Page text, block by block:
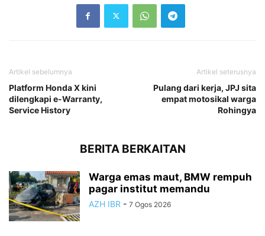
Artikel sebelumnya
Platform Honda X kini
dilengkapi e-Warranty,
Service History
Artikel seterusnya
Pulang dari kerja, JPJ sita
empat motosikal warga
Rohingya
BERITA BERKAITAN
Warga emas maut, BMW rempuh
pagar institut memandu
AZH IBR - 7 Ogos 2026